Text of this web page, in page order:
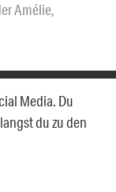
Amélie,
Media. Du
du zu den